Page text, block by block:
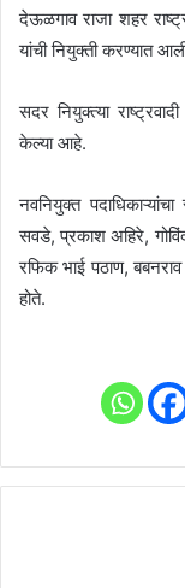
देऊळगाव राजा शहर
यांची नियुक्ती करण्यात
सदर नियुक्त्या
केल्या आहे.
नवनियुक्त
सवडे, प्रकाश अहिरे,
रफिक भाई पठाण,
होते.